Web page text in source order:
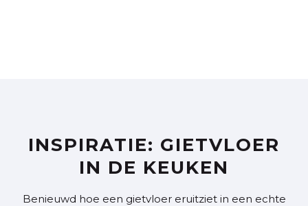
INSPIRATIE: GIETVLOER
IN DE KEUKEN
Benieuwd hoe een gietvloer eruitziet in een echte